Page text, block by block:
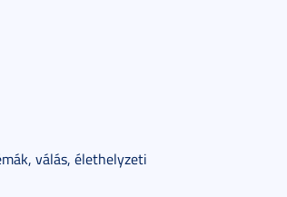
válás, élethelyzeti